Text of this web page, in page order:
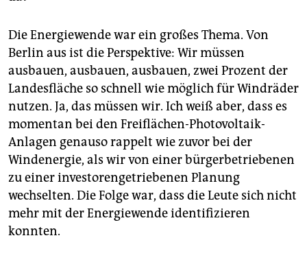
Die Energiewende war ein großes Thema. Von
Berlin aus ist die Perspektive: Wir müssen
ausbauen, ausbauen, ausbauen, zwei Prozent der
Landesfläche so schnell wie möglich für Windräder
nutzen. Ja, das müssen wir. Ich weiß aber, dass es
momentan bei den Freiflächen-Photovoltaik-
Anlagen genauso rappelt wie zuvor bei der
Windenergie, als wir von einer bürgerbetriebenen
zu einer investorengetriebenen Planung
wechselten. Die Folge war, dass die Leute sich nicht
mehr mit der Energiewende identifizieren
konnten.